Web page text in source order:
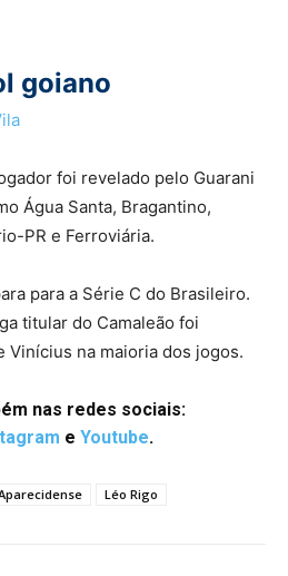
goiano
foi revelado pelo Guarani
Água Santa, Bragantino,
PR e Ferroviária.
para a Série C do Brasileiro.
titular do Camaleão foi
Vinícius na maioria dos jogos.
nas redes sociais:
e Youtube.
Léo Rigo